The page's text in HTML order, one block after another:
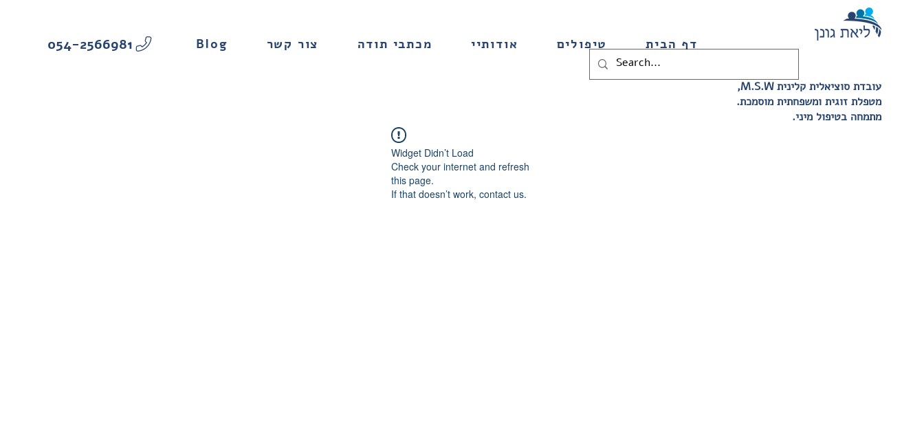
054-2566981 דף הבית טיפולים אודותיי מכתבי תודה צור קשר Blog
,M.S.W עובדת סוציאלית קלינית
.מטפלת זוגית ומשפחתית מוסמכת
.מתמחה בטיפול מיני
Widget Didn’t Load
Check your internet and refresh
this page.
If that doesn’t work, contact us.